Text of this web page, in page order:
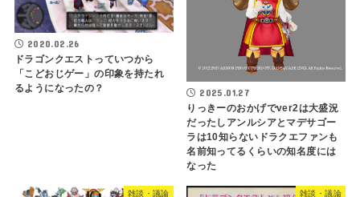
2020.02.26
ドラゴンクエストっていつから
「こどおじゲー」の印象を持たれ
るようになったの？
2025.01.27
りっきーのおかげでver2は大盛況
だったしアンルシアとマデサゴー
ラは10知らないドラクエファンも
名前知ってるくらいの知名度には
なった
雑談・議論 雑談・議論